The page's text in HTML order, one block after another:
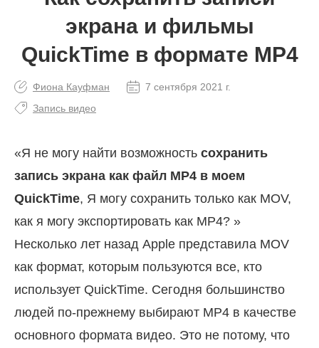
экрана и фильмы
QuickTime в формате MP4
Фиона Кауфман
7 сентября 2021 г.
Запись видео
«Я не могу найти возможность сохранить
запись экрана как файл MP4 в моем
QuickTime, Я могу сохранить только как MOV,
как я могу экспортировать как MP4? »
Несколько лет назад Apple представила MOV
как формат, которым пользуются все, кто
использует QuickTime. Сегодня большинство
людей по-прежнему выбирают MP4 в качестве
основного формата видео. Это не потому, что